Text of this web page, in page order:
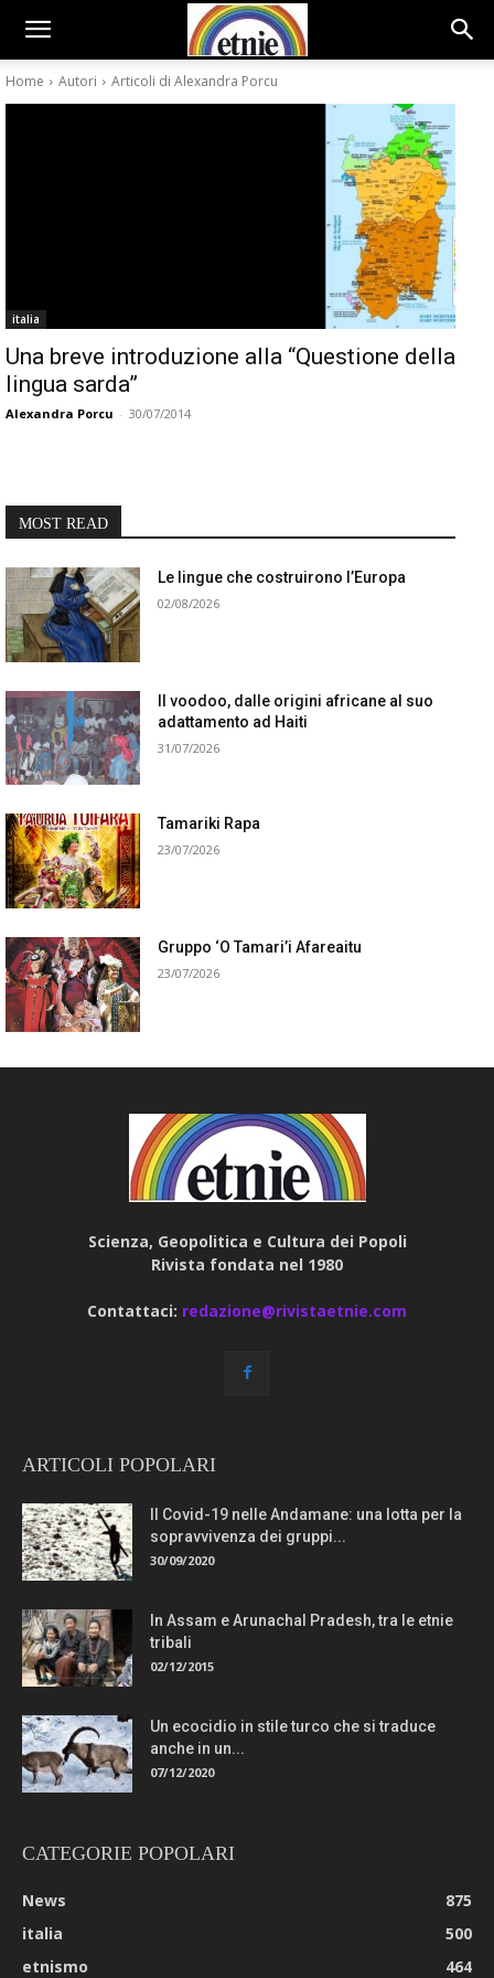
Home Autori Articoli di Alexandra Porcu
italia
Una breve introduzione alla “Questione della
lingua sarda”
Alexandra Porcu - 30/07/2014
MOST READ
Le lingue che costruirono l’Europa
02/08/2026
Il voodoo, dalle origini africane al suo
adattamento ad Haiti
31/07/2026
Tamariki Rapa
23/07/2026
Gruppo ‘O Tamari’i Afareaitu
23/07/2026
Scienza, Geopolitica e Cultura dei Popoli
Rivista fondata nel 1980
Contattaci: redazione@rivistaetnie.com
ARTICOLI POPOLARI
Il Covid-19 nelle Andamane: una lotta per la
sopravvivenza dei gruppi...
30/09/2020
In Assam e Arunachal Pradesh, tra le etnie
tribali
02/12/2015
Un ecocidio in stile turco che si traduce
anche in un...
07/12/2020
CATEGORIE POPOLARI
News
875
italia
500
etnismo
464